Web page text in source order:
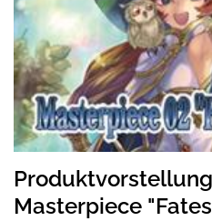
Masterpiece